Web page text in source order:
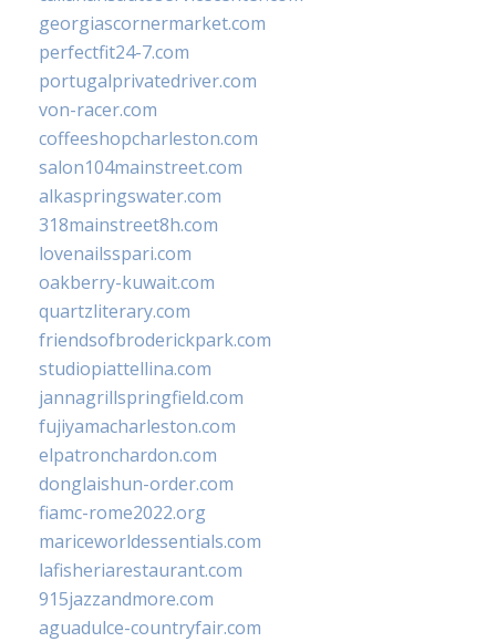
georgiascornermarket.com
perfectfit24-7.com
portugalprivatedriver.com
von-racer.com
coffeeshopcharleston.com
salon104mainstreet.com
alkaspringswater.com
318mainstreet8h.com
lovenailsspari.com
oakberry-kuwait.com
quartzliterary.com
friendsofbroderickpark.com
studiopiattellina.com
jannagrillspringfield.com
fujiyamacharleston.com
elpatronchardon.com
donglaishun-order.com
fiamc-rome2022.org
mariceworldessentials.com
lafisheriarestaurant.com
915jazzandmore.com
aguadulce-countryfair.com